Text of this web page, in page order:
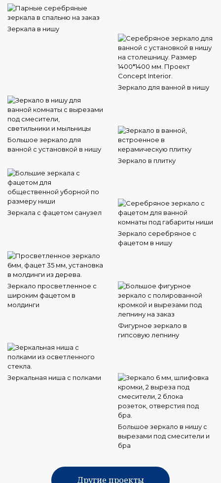
Зеркала в нишу
Зеркало для ванной в нишу
Большое зеркало для
ванной с установкой в нишу
Зеркало в плитку
Зеркала с фацетом санузел
Зеркало серебряное с
фацетом в нишу
Зеркало просветленное с
широким фацетом в
молдинги
Фигурное зеркало в
гипсовую лепнину
Зеркальная ниша с полками
Большое зеркало в нишу с
вырезами под смесители и
бра
Другие проекты